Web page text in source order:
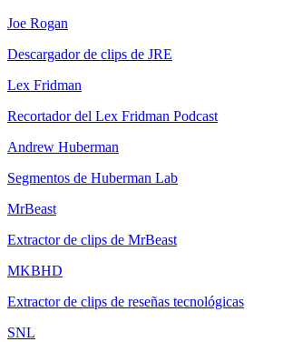
Joe Rogan
Descargador de clips de JRE
Lex Fridman
Recortador del Lex Fridman Podcast
Andrew Huberman
Segmentos de Huberman Lab
MrBeast
Extractor de clips de MrBeast
MKBHD
Extractor de clips de reseñas tecnológicas
SNL